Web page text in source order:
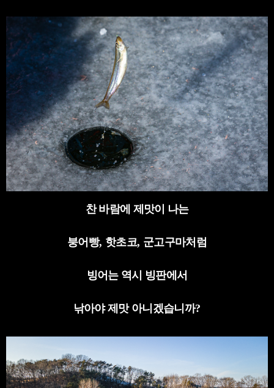
찬 바람에 제맛이 나는
붕어빵, 핫초코, 군고구마처럼
빙어는 역시 빙판에서
낚아야 제맛 아니겠습니까?